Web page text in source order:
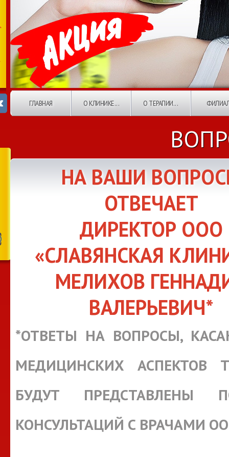
ГЛАВНАЯ О КЛИНИКЕ... О ТЕРАПИИ...
НА ВАШИ
ОТВЕЧАЕТ
ДИРЕКТОР ООО
«СЛАВЯНСКАЯ
МЕЛИХОВ
ВАЛЕРЬЕВИЧ*
*ОТВЕТЫ НА ВОПРОСЫ,
МЕДИЦИНСКИХ АСПЕКТОВ
БУДУТ ПРЕДСТАВЛЕНЫ
КОНСУЛЬТАЦИЙ С ВРАЧАМИ